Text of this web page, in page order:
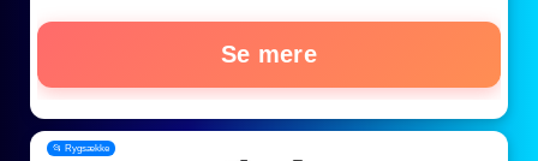
Se mere
📂 Rygsække